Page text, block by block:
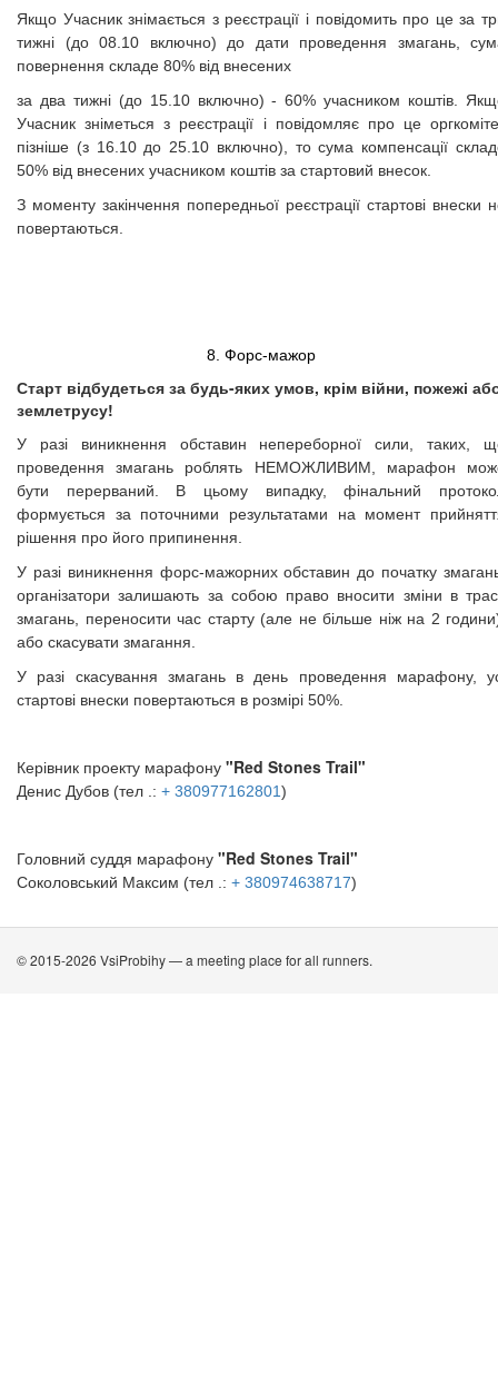
Якщо Учасник знімається з реєстрації і повідомить про це за
тижні (до 08.10 включно) до дати проведення змагань,
повернення складе 80% від внесених
за два тижні (до 15.10 включно) - 60% учасником коштів.
Учасник зніметься з реєстрації і повідомляє про це
пізніше (з 16.10 до 25.10 включно), то сума компенсації
50% від внесених учасником коштів за стартовий внесок.
З моменту закінчення попередньої реєстрації стартові внески
повертаються.
8. Форс-мажор
Старт відбудеться за будь-яких умов, крім війни, пожежі
землетрусу!
У разі виникнення обставин непереборної сили, таких,
проведення змагань роблять НЕМОЖЛИВИМ, марафон
бути перерваний. В цьому випадку, фінальний
формується за поточними результатами на момент
рішення про його припинення.
У разі виникнення форс-мажорних обставин до початку
організатори залишають за собою право вносити зміни в
змагань, переносити час старту (але не більше ніж на 2
або скасувати змагання.
У разі скасування змагань в день проведення марафону,
стартові внески повертаються в розмірі 50%.
Керівник проекту марафону "Red Stones Trail"
Денис Дубов (тел .: + 380977162801)
Головний суддя марафону "Red Stones Trail"
Соколовський Максим (тел .: + 380974638717)
© 2015-2026 VsiProbihy — a meeting place for all runners.